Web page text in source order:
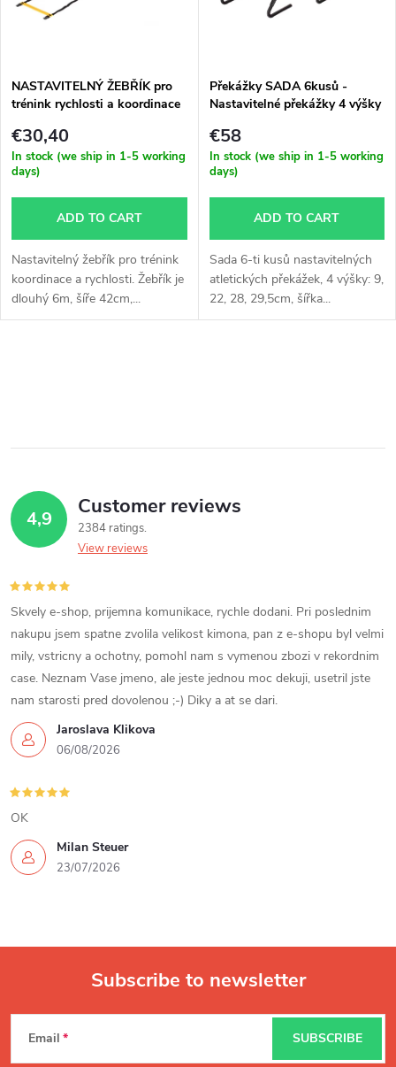
u
t
s
o
r
t
i
o
f
p
r
o
d
NASTAVITELNÝ ŽEBŘÍK pro
trénink rychlosti a koordinace
€30,40
In stock (we ship in 1-5 working
days)
ADD TO CART
Nastavitelný žebřík pro trénink
koordinace a rychlosti. Žebřík je
dlouhý 6m, šíře 42cm,...
Překážky SADA 6kusů -
Nastavitelné překážky 4 výšky
€58
In stock (we ship in 1-5 working
days)
ADD TO CART
Sada 6-ti kusů nastavitelných
atletických překážek, 4 výšky: 9,
22, 28, 29,5cm, šířka...
s
i
n
g
c
o
n
t
r
o
l
s
4,9 Customer reviews
2384 ratings
View reviews
Jaroslava Klikova
06/08/2026
Skvely e-shop, prijemna komunikace, rychle dodani. Pri poslednim
nakupu jsem spatne zvolila velikost kimona, pan z e-shopu byl velmi
mily, vstricny a ochotny, pomohl nam s vymenou zbozi v rekordnim
case. Neznam Vase jmeno, ale jeste jednou moc dekuji, usetril jste
nam starosti pred dovolenou ;-) Diky a at se dari.
Milan Steuer
23/07/2026
OK
F
Subscribe to newsletter
Email SUBSCRIBE